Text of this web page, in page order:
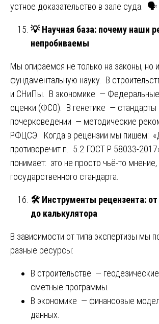
устное доказательство в зале суда. 🗣️
💡Научная база: почему наши
непробиваемы
Мы опираемся не только на законы, но
фундаментальную науку. В
и СНиПы. В экономике — Федеральные
оценки (ФСО). В генетике — стандарты
почерковедении — методические
РФЦСЭ. Когда в рецензии мы пишем:
противоречит п. 5.2 ГОСТ Р 58033-
понимает: это не просто чьё-то
государственного стандарта.
🛠️ Инструменты рецензента:
до калькулятора
В зависимости от типа экспертизы мы
разные ресурсы:
В строительстве —
сметные программы.
В экономике — финансовые
данных.